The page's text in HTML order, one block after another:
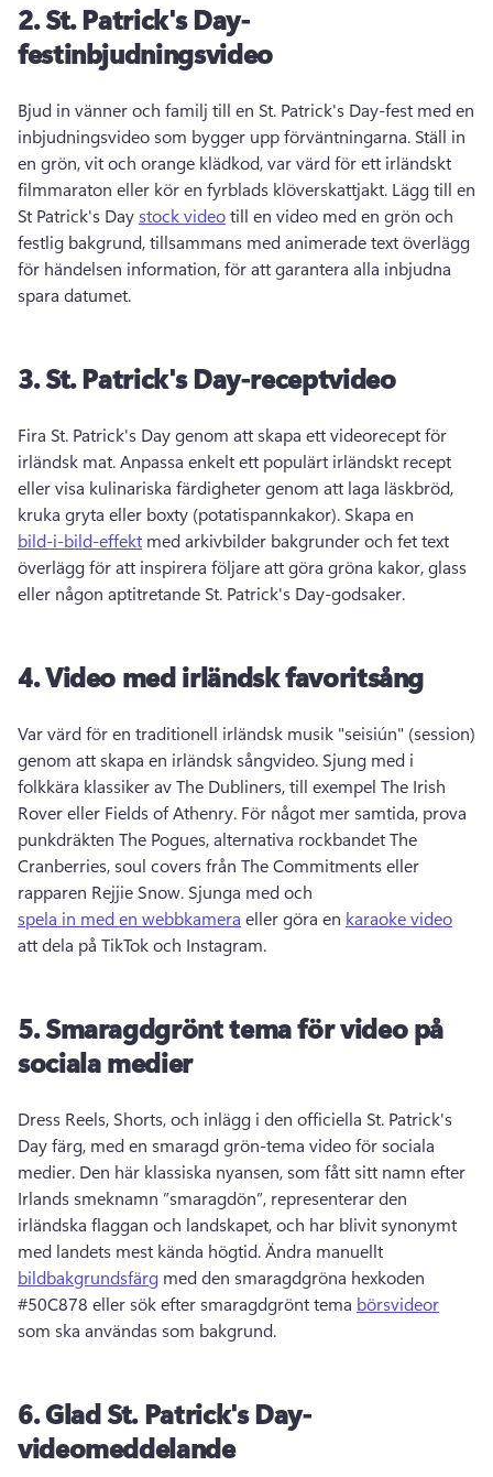
2.St.Patrick's Day-
festinbjudningsvideo
Bjud in vänner och familj till en St. Patrick's Day-fest med en
inbjudningsvideo som bygger upp förväntningarna. Ställ in
en grön, vit och orange klädkod, var värd för ett irländskt
filmmaraton eller kör en fyrblads klöverskattjakt. Lägg till en
St Patrick's Day stock video till en video med en grön och
festlig bakgrund, tillsammans med animerade text överlägg
för händelsen information, för att garantera alla inbjudna
spara datumet.
3.St.Patrick's Day-receptvideo
Fira St. Patrick's Day genom att skapa ett videorecept för
irländsk mat. Anpassa enkelt ett populärt irländskt recept
eller visa kulinariska färdigheter genom att laga läskbröd,
kruka gryta eller boxty (potatispannkakor). Skapa en
bild-i-bild-effekt med arkivbilder bakgrunder och fet text
överlägg för att inspirera följare att göra gröna kakor, glass
eller någon aptitretande St. Patrick's Day-godsaker.
4.Video med irländsk favoritsång
Var värd för en traditionell irländsk musik "seisiún" (session)
genom att skapa en irländsk sångvideo. Sjung med i
folkkära klassiker av The Dubliners, till exempel The Irish
Rover eller Fields of Athenry. För något mer samtida, prova
punkdräkten The Pogues, alternativa rockbandet The
Cranberries, soul covers från The Commitments eller
rapparen Rejjie Snow. Sjunga med och
spela in med en webbkamera eller göra en karaoke video
att dela på TikTok och Instagram.
5.Smaragdgrönt tema för video på
sociala medier
Dress Reels, Shorts, och inlägg i den officiella St. Patrick's
Day färg, med en smaragd grön-tema video för sociala
medier. Den här klassiska nyansen, som fått sitt namn efter
Irlands smeknamn ”smaragdön”, representerar den
irländska flaggan och landskapet, och har blivit synonymt
med landets mest kända högtid. Ändra manuellt
bildbakgrundsfärg med den smaragdgröna hexkoden
#50C878 eller sök efter smaragdgrönt tema börsvideor
som ska användas som bakgrund.
6.Glad St.Patrick's Day-
videomeddelande